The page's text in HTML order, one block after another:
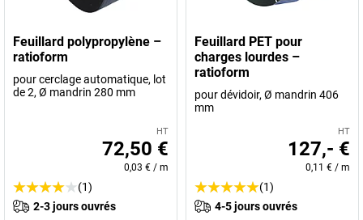
Feuillard polypropylène –
ratioform
pour cerclage automatique, lot
de 2, Ø mandrin 280 mm
HT
72,50 €
0,03 € / m
(1)
2-3 jours ouvrés
Feuillard PET pour
charges lourdes –
ratioform
pour dévidoir, Ø mandrin 406
mm
HT
127,- €
0,11 € / m
(1)
4-5 jours ouvrés